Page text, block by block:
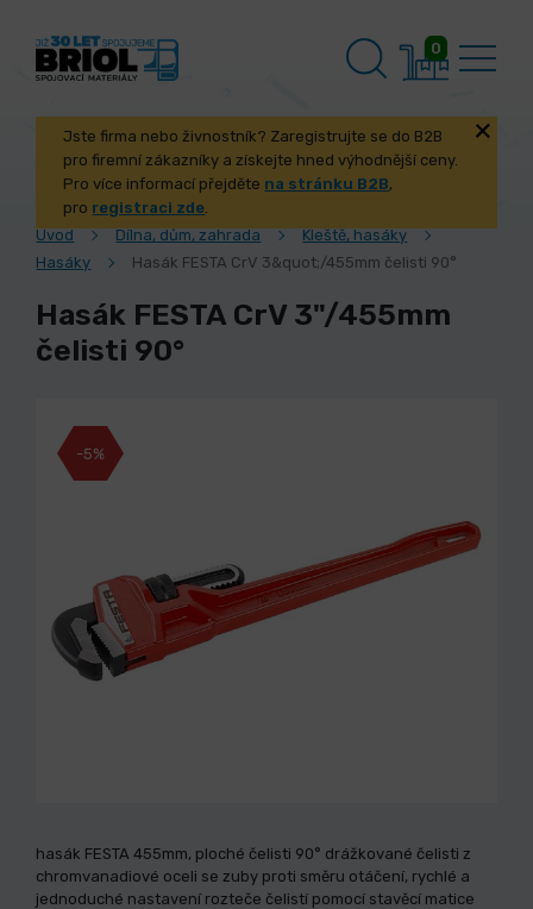
0
Jste firma nebo živnostník? Zaregistrujte se do B2B
pro firemní zákazníky a získejte hned výhodnější ceny.
Pro více informací přejděte na stránku B2B,
pro registraci zde.
Úvod
Dílna, dům, zahrada
Kleště, hasáky
Hasáky
Hasák FESTA CrV 3&quot;/455mm čelisti 90°
Hasák FESTA CrV 3"/455mm
čelisti 90°
-5%
hasák FESTA 455mm, ploché čelisti 90° drážkované čelisti z
chromvanadiové oceli se zuby proti směru otáčení, rychlé a
jednoduché nastavení rozteče čelistí pomocí stavěcí matice